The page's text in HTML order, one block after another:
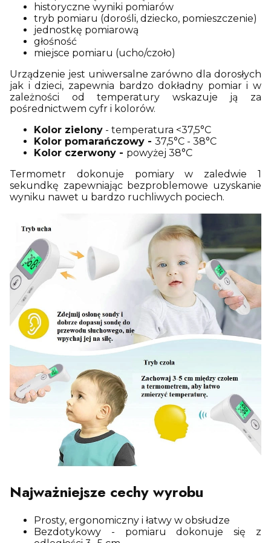
historyczne wyniki pomiarów
tryb pomiaru (dorośli, dziecko, pomieszczenie)
jednostkę pomiarową
głośność
miejsce pomiaru (ucho/czoło)
Urządzenie jest uniwersalne zarówno dla dorosłych
jak i dzieci, zapewnia bardzo dokładny pomiar i w
zależności od temperatury wskazuje ją za
pośrednictwem cyfr i kolorów.
Kolor zielony - temperatura <37,5°C
Kolor pomarańczowy - 37,5°C - 38°C
Kolor czerwony - powyżej 38°C
Termometr dokonuje pomiary w zaledwie 1
sekundkę zapewniając bezproblemowe uzyskanie
wyniku nawet u bardzo ruchliwych pociech.
Najważniejsze cechy wyrobu
Prosty, ergonomiczny i łatwy w obsłudze
Bezdotykowy - pomiaru dokonuje się z